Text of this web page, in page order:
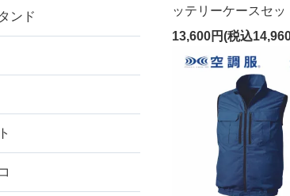
ッテリーケースセッ
13,600円(税込
ンド